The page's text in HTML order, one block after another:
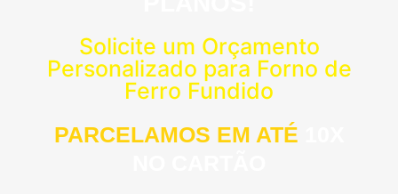
Solicite um Orçamento
Personalizado para Forno de
Ferro Fundido
PARCELAMOS EM ATÉ